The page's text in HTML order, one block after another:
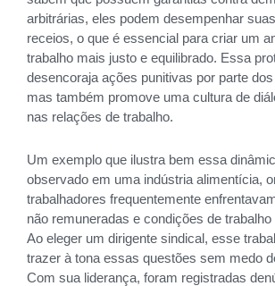
arbitrárias, eles podem desempenhar
receios, o que é essencial para criar um
trabalho mais justo e equilibrado. Essa
desencoraja ações punitivas por parte
mas também promove uma cultura de
nas relações de trabalho.
Um exemplo que ilustra bem essa
observado em uma indústria alimentícia,
trabalhadores frequentemente
não remuneradas e condições de
Ao eleger um dirigente sindical, esse
trazer à tona essas questões sem medo
Com sua liderança, foram registradas